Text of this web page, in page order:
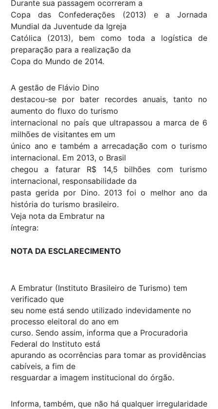
Durante sua passagem ocorreram a
Copa das Confederações (2013) e a Jornada
Mundial da Juventude da Igreja
Católica (2013), bem como toda a logística de
preparação para a realização da
Copa do Mundo de 2014.
A gestão de Flávio Dino
destacou-se por bater recordes anuais, tanto no
aumento do fluxo do turismo
internacional no país que ultrapassou a marca de 6
milhões de visitantes em um
único ano e também a arrecadação com o turismo
internacional. Em 2013, o Brasil
chegou a faturar R$ 14,5 bilhões com turismo
internacional, responsabilidade da
pasta gerida por Dino. 2013 foi o melhor ano da
história do turismo brasileiro.
Veja nota da Embratur na
íntegra:
NOTA DA ESCLARECIMENTO
A Embratur (Instituto Brasileiro de Turismo) tem
verificado que
seu nome está sendo utilizado indevidamente no
processo eleitoral do ano em
curso. Sendo assim, informa que a Procuradoria
Federal do Instituto está
apurando as ocorrências para tomar as providências
cabíveis, a fim de
resguardar a imagem institucional do órgão.
Informa, também, que não há qualquer irregularidade